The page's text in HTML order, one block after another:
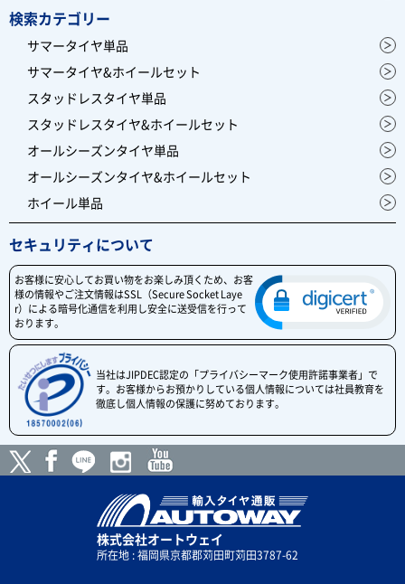
検索カテゴリー
サマータイヤ単品
サマータイヤ&ホイールセット
スタッドレスタイヤ単品
スタッドレスタイヤ&ホイールセット
オールシーズンタイヤ単品
オールシーズンタイヤ&ホイールセット
ホイール単品
セキュリティについて
お客様に安心してお買い物をお楽しみ頂くため、お客
様の情報やご注文情報はSSL（Secure Socket Laye
r）による暗号化通信を利用し安全に送受信を行って
おります。
当社はJIPDEC認定の「プライバシーマーク使用許諾事業者」で
す。お客様からお預かりしている個人情報については社員教育を
徹底し個人情報の保護に努めております。
株式会社オートウェイ
所在地 : 福岡県京都郡苅田町苅田3787-62